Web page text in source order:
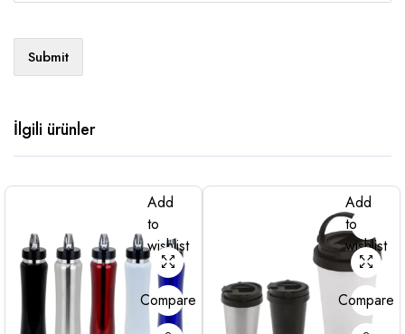
İlgili ürünler
Add
to
wishlist
Compare
Add
to
wishlist
Compare